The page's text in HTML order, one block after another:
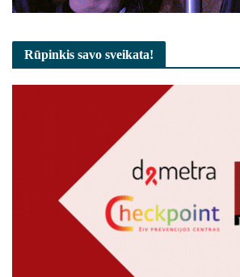
Rūpinkis savo sveikata!